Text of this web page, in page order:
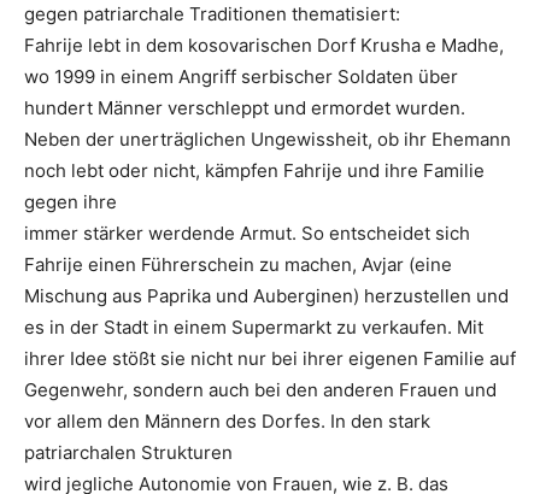
gegen patriarchale Traditionen thematisiert:
Fahrije lebt in dem kosovarischen Dorf Krusha e Madhe,
wo 1999 in einem Angriff serbischer Soldaten über
hundert Männer verschleppt und ermordet wurden.
Neben der unerträglichen Ungewissheit, ob ihr Ehemann
noch lebt oder nicht, kämpfen Fahrije und ihre Familie
gegen ihre
immer stärker werdende Armut. So entscheidet sich
Fahrije einen Führerschein zu machen, Avjar (eine
Mischung aus Paprika und Auberginen) herzustellen und
es in der Stadt in einem Supermarkt zu verkaufen. Mit
ihrer Idee stößt sie nicht nur bei ihrer eigenen Familie auf
Gegenwehr, sondern auch bei den anderen Frauen und
vor allem den Männern des Dorfes. In den stark
patriarchalen Strukturen
wird jegliche Autonomie von Frauen, wie z. B. das